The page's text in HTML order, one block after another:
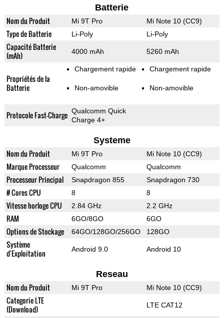
Batterie
Nom du Produit Mi 9T Pro Mi Note 10 (CC9)
Type de Batterie Li-Poly Li-Poly
Capacité Batterie
(mAh)
4000 mAh 5260 mAh
Propriétés de la
Batterie
Chargement rapide
Non-amovible
Chargement rapide
Non-amovible
Protocole Fast-Charge Qualcomm Quick
Charge 4+
Systeme
Nom du Produit Mi 9T Pro Mi Note 10 (CC9)
Marque Processeur Qualcomm Qualcomm
Processeur Principal Snapdragon 855 Snapdragon 730
# Cores CPU 8 8
Vitesse horloge CPU 2.84 GHz 2.2 GHz
RAM 6GO/8GO 6GO
Options de Stockage 64GO/128GO/256GO 128GO
Système
d'Exploitation
Android 9.0 Android 10
Reseau
Nom du Produit Mi 9T Pro Mi Note 10 (CC9)
Categorie LTE
(Download)
LTE CAT12